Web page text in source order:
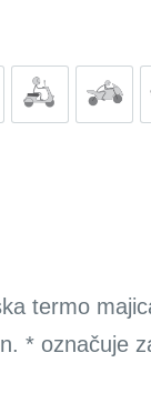
termo
* označuje